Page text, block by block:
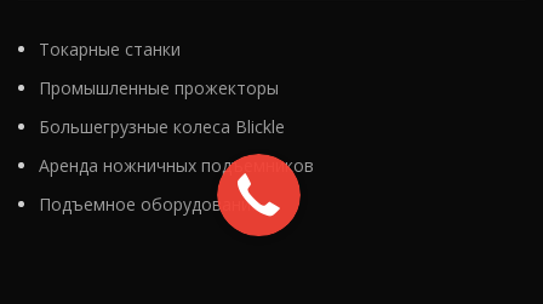
Токарные станки
Промышленные прожекторы
Большегрузные колеса Blickle
Аренда ножничных подъемников
Подъемное оборудование